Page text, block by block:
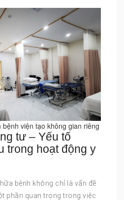
viện tạo không gian riêng
tư – Yếu tố
trong hoạt động y
bệnh không chỉ là vấn đề
phần quan trọng trong việc